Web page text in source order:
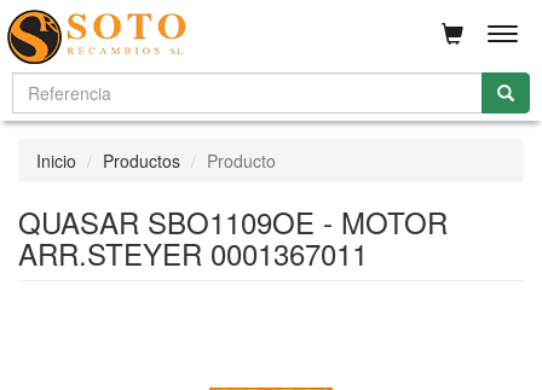
Inicio Productos Producto
QUASAR SBO1109OE - MOTOR
ARR.STEYER 0001367011